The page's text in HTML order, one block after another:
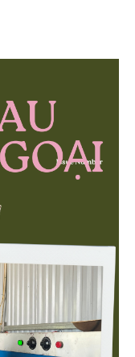
toàn diện,
cao hiệu